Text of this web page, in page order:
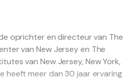
oprichter en directeur van The
van New Jersey en The
van New Jersey, New York,
heeft meer dan 30 jaar ervaring